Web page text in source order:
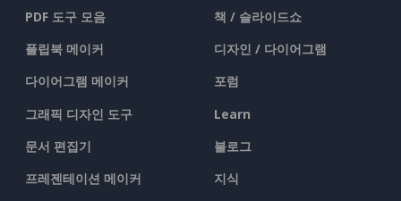
PDF 도구 모음
플립북 메이커
다이어그램 메이커
그래픽 디자인 도구
문서 편집기
프레젠테이션 메이커
책 / 슬라이드쇼
디자인 / 다이어그램
포럼
Learn
블로그
지식